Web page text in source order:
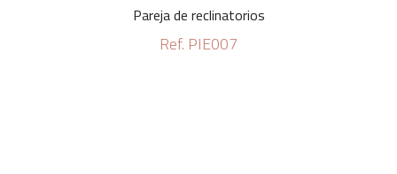
Pareja de reclinatorios
Ref. PIE007